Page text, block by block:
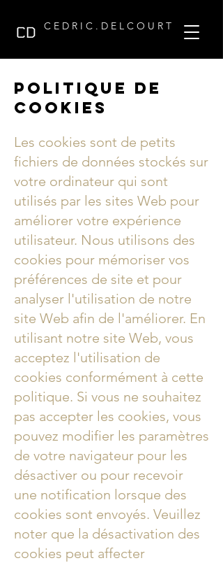
C E D R I C . D E L C O U R T
Politique de
cookies
Les cookies sont de petits
fichiers de données stockés sur
votre ordinateur qui sont
utilisés par les sites Web pour
améliorer votre expérience
utilisateur. Nous utilisons des
cookies pour mémoriser vos
préférences de site et pour
analyser l'utilisation de notre
site Web afin de l'améliorer. En
utilisant notre site Web, vous
acceptez l'utilisation de
cookies conformément à cette
politique. Si vous ne souhaitez
pas accepter les cookies, vous
pouvez modifier les paramètres
de votre navigateur pour les
désactiver ou pour recevoir
une notification lorsque des
cookies sont envoyés. Veuillez
noter que la désactivation des
cookies peut affecter